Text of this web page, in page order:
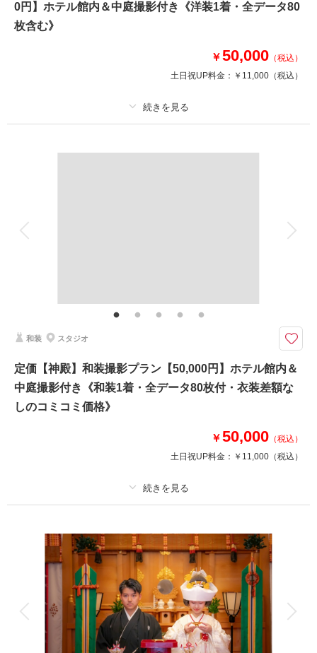
●撮影場所：洋装ホテル館内（チャペル）or光が丘公園｜和装【古民家】or
【目白庭園】上記から2ヶ所で撮影
0円】ホテル館内＆中庭撮影付き《洋装1着・全データ80
枚含む》
￥50,000 （税込）
土日祝UP料金： ￥11,000 （税込）
◎前撮りやフォトウェディングに！50,000円でペットとチャペル撮影が叶
●撮影場所：ホテル館内（チャペル・中庭付）
●データ80カット
※チャペル・中庭撮影となります
※ペットと一緒の撮影も含まれます
撮影日の空き
和装 スタジオ
定価【神殿】和装撮影プラン【50,000円】ホテル館内＆
中庭撮影付き《和装1着・全データ80枚付・衣装差額な
しのコミコミ価格》
￥50,000 （税込）
土日祝UP料金： ￥11,000 （税込）
撮影料 新婦衣装1着 新郎衣装1着
着付け ヘアメイク 小物一式
アルバム データ 80 カット 台紙付写真
衣装追加 会食 挙式
家族用衣装レンタル ペットと撮影
その他含むもの